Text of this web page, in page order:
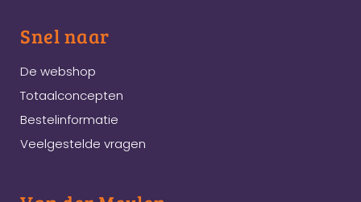
Snel naar
De webshop
Totaalconcepten
Bestelinformatie
Veelgestelde vragen